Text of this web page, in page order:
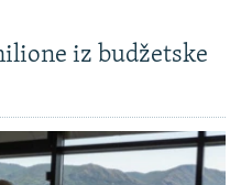
iz budžetske